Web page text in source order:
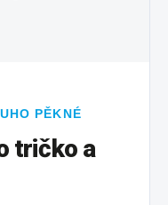
PĚKNÉ
tričko a